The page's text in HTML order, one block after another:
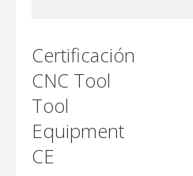
Certificación
CNC Tool
Tool
Equipment
CE